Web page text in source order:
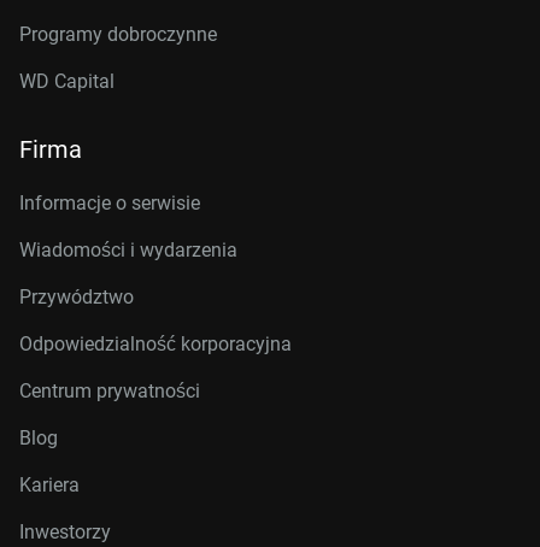
Programy dobroczynne
WD Capital
Firma
Informacje o serwisie
Wiadomości i wydarzenia
Przywództwo
Odpowiedzialność korporacyjna
Centrum prywatności
Blog
Kariera
Inwestorzy